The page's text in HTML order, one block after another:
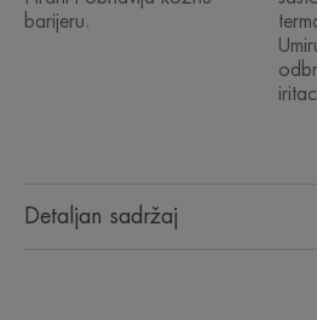
TEKSTURA
za lečenje atopijskog ekcema (atopijskog
Detaljan sadržaj
barijeru.